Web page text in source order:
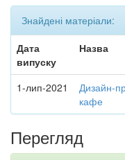
Знайдені матеріали:
Дата
випуску
Назва
1-лип-2021
Дизайн-
кафе
Перегляд